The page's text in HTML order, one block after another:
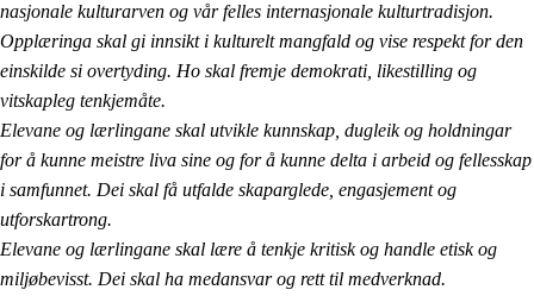
nasjonale kulturarven og vår felles internasjonale kulturtradisjon.
Opplæringa skal gi innsikt i kulturelt mangfald og vise respekt for den
einskilde si overtyding. Ho skal fremje demokrati, likestilling og
vitskapleg tenkjemåte.
Elevane og lærlingane skal utvikle kunnskap, dugleik og holdningar
for å kunne meistre liva sine og for å kunne delta i arbeid og fellesskap
i samfunnet. Dei skal få utfalde skaparglede, engasjement og
utforskartrong.
Elevane og lærlingane skal lære å tenkje kritisk og handle etisk og
miljøbevisst. Dei skal ha medansvar og rett til medverknad.